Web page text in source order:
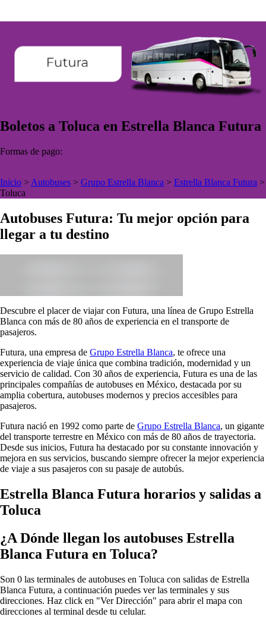
Boletos a Toluca en Estrella Blanca Futura
Formas de pago:
Inicio > Autobuses > Grupo Estrella Blanca > Estrella Blanca Futura >
Toluca
Autobuses Futura: Tu mejor opción para
llegar a tu destino
Descubre el placer de viajar con Futura, una línea de Grupo Estrella
Blanca con más de 80 años de experiencia en el transporte de
pasajeros.
Futura, una empresa de Grupo Estrella Blanca, te ofrece una
experiencia de viaje única que combina tradición, modernidad y un
servicio de calidad. Con 30 años de experiencia, Futura es una de las
principales compañías de autobuses en México, destacada por su
amplia cobertura, autobuses modernos y precios accesibles para
pasajeros.
Futura nació en 1992 como parte de Grupo Estrella Blanca, un gigante
del transporte terrestre en México con más de 80 años de trayectoria.
Desde sus inicios, Futura ha destacado por su constante innovación y
mejora en sus servicios, buscando siempre ofrecer la mejor experiencia
de viaje a sus pasajeros con su pasaje de autobús.
Estrella Blanca Futura horarios y salidas a
Toluca
¿A Dónde llegan los autobuses Estrella
Blanca Futura en Toluca?
Son 0 las terminales de autobuses en Toluca con salidas de Estrella
Blanca Futura, a continuación puedes ver las terminales y sus
direcciones. Haz click en "Ver Dirección" para abrir el mapa con
direcciones al terminal desde tu celular.